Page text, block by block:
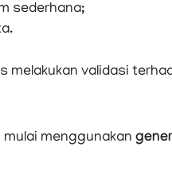
sederhana;
melakukan validasi
menggunakan